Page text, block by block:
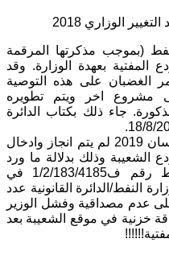
الوزاري 2018
(بموجب مذكرتها المرقمة
بابقاء مستودع المفتية بعهدة الوزارة. وقد
الغضبان على هذه التوصية
مشروع اخر ويتم تطويره
جاء ذلك بكتاب الدائرة
ومن الجدير بالذكر انه لغاية شهر نيسان 2019 لم يتم انجاز وادخال
وذلك بدلالة ما ورد
بكتاب الدائرة الفنية لوزارة النفط رقم ف1/2/183/4185 في
وزارة النفط/الدائرة القانونية عدد
وهذا يدلل على عدم مصداقية وفشل الوزير
خزنية في موقع الشعيبة بعد